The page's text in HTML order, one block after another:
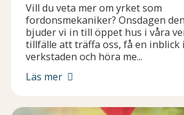
Vill du veta mer om yrket som
fordonsmekaniker? Onsdagen
bjuder vi in till öppet hus i våra
tillfälle att träffa oss, få en inblick
verkstaden och höra me...
Läs mer